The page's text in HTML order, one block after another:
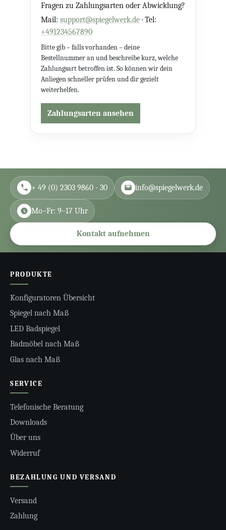
Fragen zu Zahlungsarten oder Abwicklung?
Mail: support@spiegelwerk.de · Tel:
+491234567890
Bitte gib – falls vorhanden – deine
Bestellnummer an und beschreibe kurz, welche
Zahlungsart betroffen ist. So können wir dein
Anliegen schneller prüfen und dir gezielt
weiterhelfen.
Zahlungsarten ansehen
+ 49 (0) 2303 9860 - 30 info@spiegelwerk.de
Mo–Fr: 9–17 Uhr
Kontakt aufnehmen
PRODUKTE
Konfiguratoren Übersicht
Spiegel nach Maß
LED Badspiegel
Badmöbel nach Maß
Glas nach Maß
SERVICE
Telefonische Beratung
Downloads
Über uns
Widerruf
BEZAHLUNG UND VERSAND
Versand
Zahlung